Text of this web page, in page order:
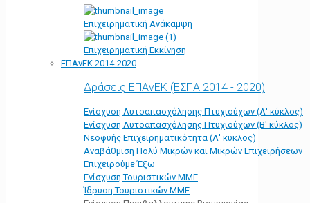
Επιχειρηματική Ανάκαμψη
Επιχειρηματική Εκκίνηση
ΕΠΑνΕΚ 2014-2020
Δράσεις ΕΠΑνΕΚ (ΕΣΠΑ 2014 - 2020)
Ενίσχυση Αυτοαπασχόλησης Πτυχιούχων (Α' κύκλος)
Ενίσχυση Αυτοαπασχόλησης Πτυχιούχων (Β' κύκλος)
Νεοφυής Επιχειρηματικότητα (Α' κύκλος)
Αναβάθμιση Πολύ Μικρών και Μικρών Επιχειρήσεων
Επιχειρούμε Έξω
Ενίσχυση Τουριστικών ΜΜΕ
Ίδρυση Τουριστικών ΜΜΕ